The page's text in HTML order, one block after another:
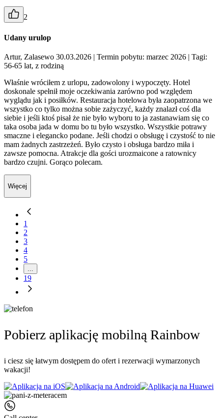
2
Udany urulop
Artur, Zalasewo 30.03.2026 | Termin pobytu: marzec 2026 | Tagi:
56-65 lat, z rodziną
Właśnie wróciłem z urlopu, zadowolony i wypoczęty. Hotel
doskonale spełnił moje oczekiwania zarówno pod względem
wyglądu jak i posiłków. Restauracja hotelowa była zaopatrzona we
wszystko co tylko można sobie zażyczyć, każdy znalazł coś dla
siebie i jeśli ktoś pisał że nie było wyboru to ja zastanawiam się co
taka osoba jada w domu bo tu było wszystko. Wszystkie potrawy
smaczne i elegancko podane. Jeśli chodzi o obsługę i czystość to nie
mam żadnych zastrzeżeń. Było czysto i obsługa bardzo miła i
zawsze pomocna. Atrakcje dla gości urozmaicone a ratownicy
bardzo czujni. Gorąco polecam.
Więcej
1
2
3
4
5
...
19
Pobierz aplikację mobilną Rainbow
i ciesz się łatwym dostępem do ofert i rezerwacji wymarzonych
wakacji!